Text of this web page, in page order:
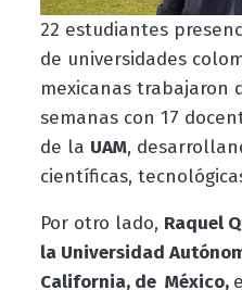
22 estudiantes
de universidades
mexicanas trabajaron
semanas con 17
de la UAM,
científicas,
Por otro lado, Raquel
la Universidad
California, de México,